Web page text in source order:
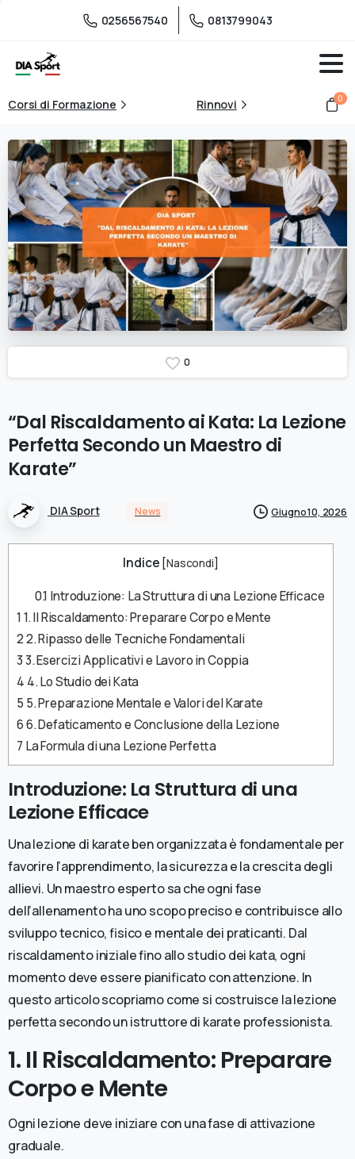
0256567540 0813799043
Corsi di Formazione Rinnovi 0
0
“Dal RiscaldamentoaiKata: La Lezione
Perfetta Secondoun Maestrodi
Karate”
DIA Sport News Giugno 10, 2026
Indice [Nascondi]
0.1 Introduzione: La Struttura di una Lezione Efficace
11. Il Riscaldamento: Preparare Corpo e Mente
22. Ripasso delle Tecniche Fondamentali
33. Esercizi Applicativi e Lavoro in Coppia
4 4. Lo Studio dei Kata
5 5. Preparazione Mentale e Valori del Karate
66. Defaticamento e Conclusione della Lezione
7 La Formula di una Lezione Perfetta
Introduzione: La Struttura di una
Lezione Efficace
Una lezione di karate ben organizzata è fondamentale per
favorire l’apprendimento, la sicurezza e la crescita degli
allievi. Un maestro esperto sa che ogni fase
dell’allenamento ha uno scopo preciso e contribuisce allo
sviluppo tecnico, fisico e mentale dei praticanti. Dal
riscaldamento iniziale fino allo studio dei kata, ogni
momento deve essere pianificato con attenzione. In
questo articolo scopriamo come si costruisce la lezione
perfetta secondo un istruttore di karate professionista.
1. Il Riscaldamento: Preparare
Corpo e Mente
Ogni lezione deve iniziare con una fase di attivazione
graduale.